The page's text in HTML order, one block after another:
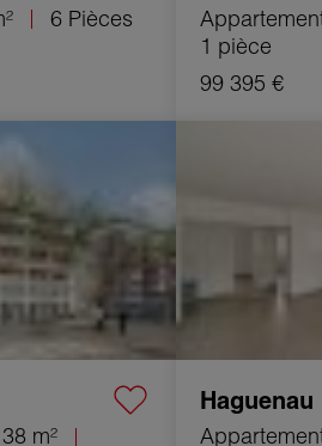
6 Pièces
1 pièce
99 395 €
2 Pièces
38 m²
Haguenau